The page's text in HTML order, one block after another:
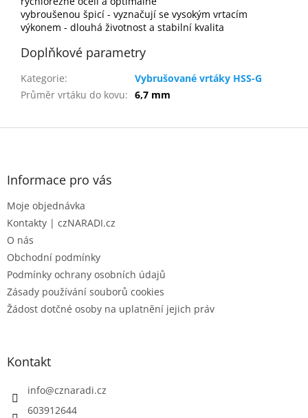
vybroušenou špicí - vyznačují se vysokým vrtacím
výkonem - dlouhá životnost a stabilní kvalita
Doplňkové parametry
Kategorie:
Vybrušované vrtáky HSS-G
Průměr vrtáku do kovu: 6,7 mm
Z
Informace pro vás
Moje objednávka
Kontakty | czNARADI.cz
O nás
Obchodní podmínky
Podmínky ochrany osobních údajů
Zásady používání souborů cookies
Žádost dotčné osoby na uplatnění jejich práv
Kontakt
info@cznaradi.cz
603912644